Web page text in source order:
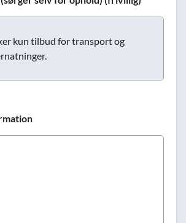
kun tilbud for transport og